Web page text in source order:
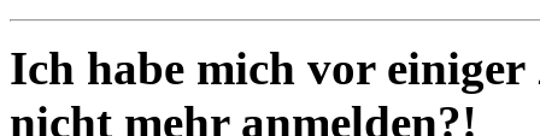
Ich habe mich vor
nicht mehr anmelden?!